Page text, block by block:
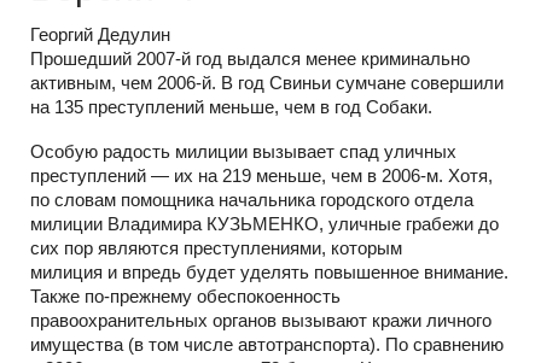
Георгий Дедулин
Прошедший 2007-й год выдался менее криминально
активным, чем 2006-й. В год Свиньи сумчане совершили
на 135 преступлений меньше, чем в год Собаки.
Особую радость милиции вызывает спад уличных
преступлений — их на 219 меньше, чем в 2006-м. Хотя,
по словам помощника начальника городского отдела
милиции Владимира КУЗЬМЕНКО, уличные грабежи до
сих пор являются преступлениями, которым
милиция и впредь будет уделять повышенное внимание.
Также по-прежнему обеспокоенность
правоохранительных органов вызывают кражи личного
имущества (в том числе автотранспорта). По сравнению